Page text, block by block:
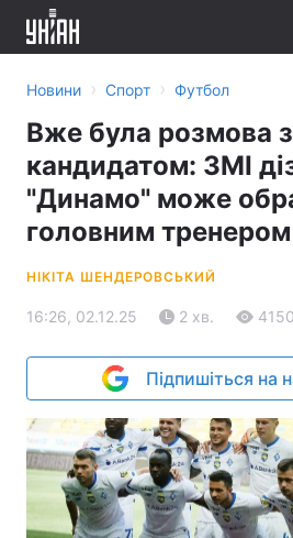
Новини › Спорт › Футбол
Вже була розмова з
кандидатом: ЗМІ
"Динамо" може
головним тренером
НІКІТА ШЕНДЕРОВСЬКИЙ
16:26, 02.12.25 2 хв. 4150
Підпишіться на